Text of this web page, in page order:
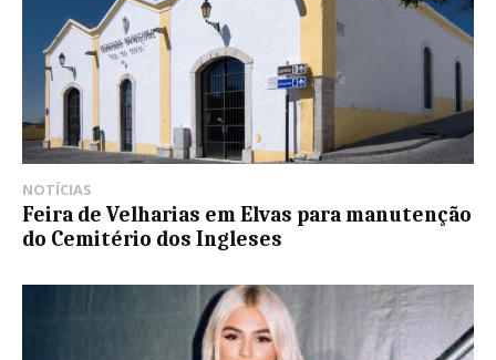
NOTÍCIAS
Feira de Velharias em Elvas para manutenção
do Cemitério dos Ingleses